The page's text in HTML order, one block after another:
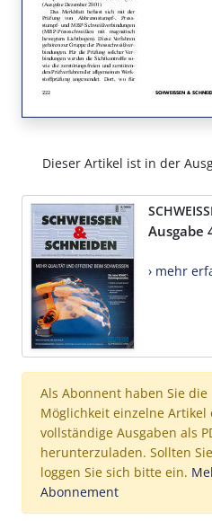
Dieser Artikel ist in der
Ausgabe
› mehr
Als Abonnent haben Sie die
Möglichkeit einzelne Artikel
vollständige Ausgaben als
herunterzuladen. Sollten
loggen Sie sich bitte ein.
Abonnement